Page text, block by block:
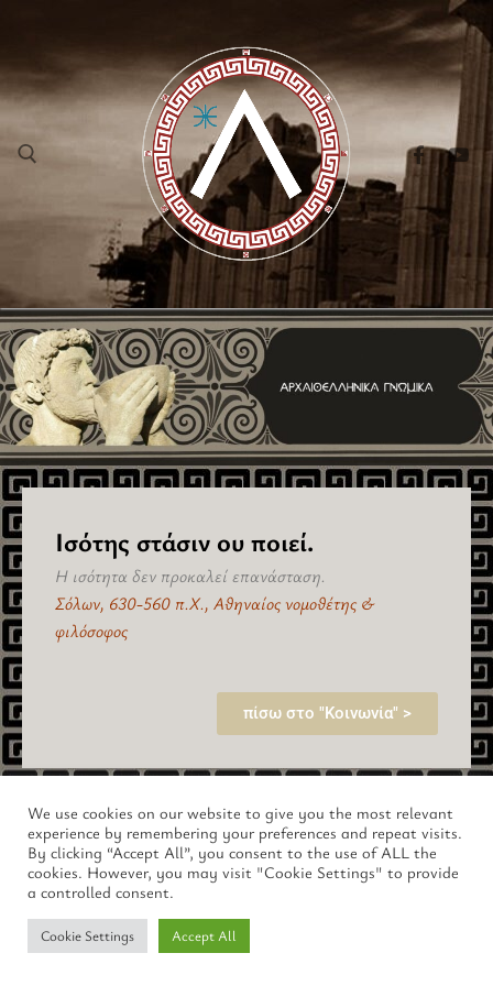
Ισότης στάσιν ου ποιεί.
Η ισότητα δεν προκαλεί επανάσταση.
Σόλων, 630-560 π.Χ., Αθηναίος νομοθέτης &
φιλόσοφος
πίσω στο "Κοινωνία" >
Copyright © 2026 lus.gr – Ο Μαγευτικός Κόσμος της Αρχαίας
Ελλάδας.
We use cookies on our website to give you the most relevant
experience by remembering your preferences and repeat visits.
By clicking “Accept All”, you consent to the use of ALL the
cookies. However, you may visit "Cookie Settings" to provide
a controlled consent.
Cookie Settings Accept All